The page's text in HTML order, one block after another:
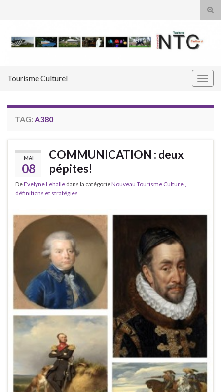
Tourisme Culturel
TAG: A380
MAI
08
COMMUNICATION : deux
pépites!
DeEvelyne Lehalle dans la catégorieNouveau Tourisme Culturel,
définitions et stratégies